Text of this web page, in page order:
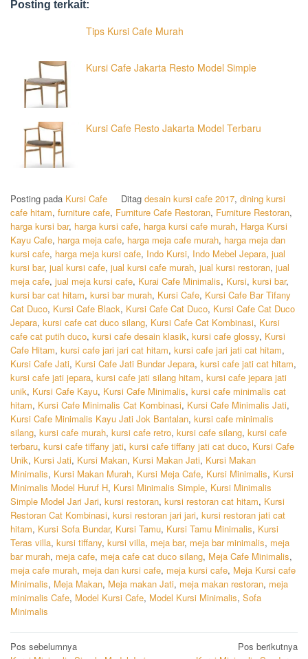
Posting terkait:
Tips Kursi Cafe Murah
Kursi Cafe Jakarta Resto Model Simple
Kursi Cafe Resto Jakarta Model Terbaru
Posting pada Kursi Cafe Ditag desain kursi cafe 2017, dining kursi
cafe hitam, furniture cafe, Furniture Cafe Restoran, Furniture Restoran,
harga kursi bar, harga kursi cafe, harga kursi cafe murah, Harga Kursi
Kayu Cafe, harga meja cafe, harga meja cafe murah, harga meja dan
kursi cafe, harga meja kursi cafe, Indo Kursi, Indo Mebel Jepara, jual
kursi bar, jual kursi cafe, jual kursi cafe murah, jual kursi restoran, jual
meja cafe, jual meja kursi cafe, Kurai Cafe Minimalis, Kursi, kursi bar,
kursi bar cat hitam, kursi bar murah, Kursi Cafe, Kursi Cafe Bar Tifany
Cat Duco, Kursi Cafe Black, Kursi Cafe Cat Duco, Kursi Cafe Cat Duco
Jepara, kursi cafe cat duco silang, Kursi Cafe Cat Kombinasi, Kursi
cafe cat putih duco, kursi cafe desain klasik, kursi cafe glossy, Kursi
Cafe Hitam, kursi cafe jari jari cat hitam, kursi cafe jari jati cat hitam,
Kursi Cafe Jati, Kursi Cafe Jati Bundar Jepara, kursi cafe jati cat hitam,
kursi cafe jati jepara, kursi cafe jati silang hitam, kursi cafe jepara jati
unik, Kursi Cafe Kayu, Kursi Cafe Minimalis, kursi cafe minimalis cat
hitam, Kursi Cafe Minimalis Cat Kombinasi, Kursi Cafe Minimalis Jati,
Kursi Cafe Minimalis Kayu Jati Jok Bantalan, kursi cafe minimalis
silang, kursi cafe murah, kursi cafe retro, kursi cafe silang, kursi cafe
terbaru, kursi cafe tiffany jati, kursi cafe tiffany jati cat duco, Kursi Cafe
Unik, Kursi Jati, Kursi Makan, Kursi Makan Jati, Kursi Makan
Minimalis, Kursi Makan Murah, Kursi Meja Cafe, Kursi Minimalis, Kursi
Minimalis Model Huruf H, Kursi Minimalis Simple, Kursi Minimalis
Simple Model Jari Jari, kursi restoran, kursi restoran cat hitam, Kursi
Restoran Cat Kombinasi, kursi restoran jari jari, kursi restoran jati cat
hitam, Kursi Sofa Bundar, Kursi Tamu, Kursi Tamu Minimalis, Kursi
Teras villa, kursi tiffany, kursi villa, meja bar, meja bar minimalis, meja
bar murah, meja cafe, meja cafe cat duco silang, Meja Cafe Minimalis,
meja cafe murah, meja dan kursi cafe, meja kursi cafe, Meja Kursi cafe
Minimalis, Meja Makan, Meja makan Jati, meja makan restoran, meja
minimalis Cafe, Model Kursi Cafe, Model Kursi Minimalis, Sofa
Minimalis
Navigasi
Pos sebelumnya
Pos berikutnya